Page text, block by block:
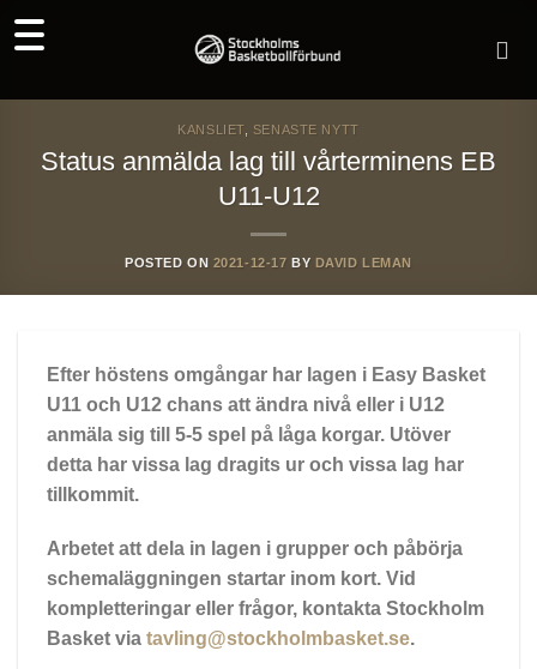
to
KANSLIET, SENASTE NYTT
Status anmälda lag till vårterminens EB
U11-U12
POSTED ON 2021-12-17 BY DAVID LEMAN
Efter höstens omgångar har lagen i Easy Basket
U11 och U12 chans att ändra nivå eller i U12
anmäla sig till 5-5 spel på låga korgar. Utöver
detta har vissa lag dragits ur och vissa lag har
tillkommit.
Arbetet att dela in lagen i grupper och påbörja
schemaläggningen startar inom kort. Vid
kompletteringar eller frågor, kontakta Stockholm
Basket via tavling@stockholmbasket.se.